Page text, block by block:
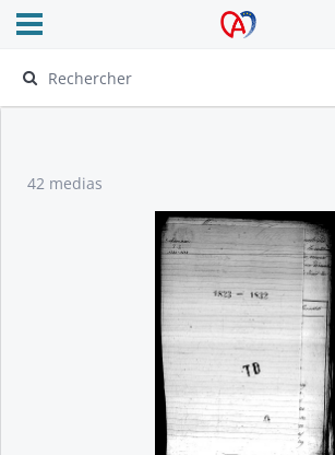
Archives Alsace - Colmar
Ouvrir le menu déroulant
42 medias